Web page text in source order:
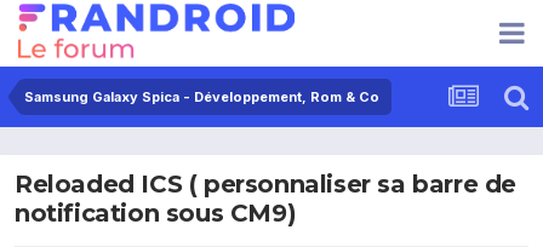
Samsung Galaxy Spica - Développement, Rom & Co
Reloaded ICS ( personnaliser sa barre de
notification sous CM9)